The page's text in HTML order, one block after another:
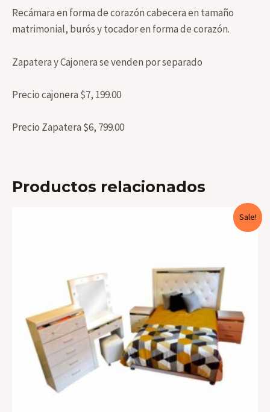
Recámara en forma de corazón cabecera en tamaño
matrimonial, burós y tocador en forma de corazón.
Zapatera y Cajonera se venden por separado
Precio cajonera $7, 199.00
Precio Zapatera $6, 799.00
Productos relacionados
Sale!